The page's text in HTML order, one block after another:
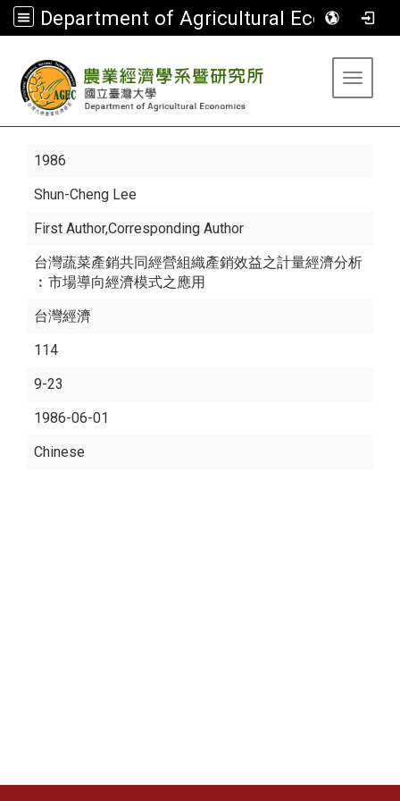
Department of Agricultural Economics
Toggle
1986
Shun-Cheng Lee
First Author,Corresponding Author
台灣蔬菜產銷共同經營組織產銷效益之計量經濟分析
︰市場導向經濟模式之應用
台灣經濟
114
9-23
1986-06-01
Chinese